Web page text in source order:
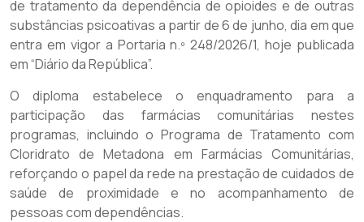
de tratamento da dependência de opioides e de outras
substâncias psicoativas a partir de 6 de junho, dia em que
entra em vigor a Portaria n.º 248/2026/1, hoje publicada
em “Diário da República”.
O diploma estabelece o enquadramento para a
participação das farmácias comunitárias nestes
programas, incluindo o Programa de Tratamento com
Cloridrato de Metadona em Farmácias Comunitárias,
reforçando o papel da rede na prestação de cuidados de
saúde de proximidade e no acompanhamento de
pessoas com dependências.